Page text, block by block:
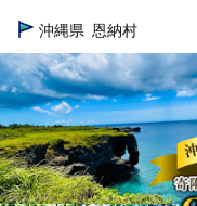
TOP
沖縄県 恩納村